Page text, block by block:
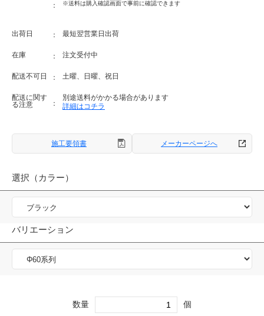
※送料は購入確認画面で事前に確認できます
出荷日 最短翌営業日出荷
在庫 注文受付中
配送不可日 土曜、日曜、祝日
配送に関す
る注意
別途送料がかかる場合があります
詳細はコチラ
施工要領書 メーカーページへ
選択（カラー）
バリエーション
数量 個